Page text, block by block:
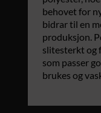
behovet for
bidrar til en
produksjon.
slitesterkt og
som passer
brukes og